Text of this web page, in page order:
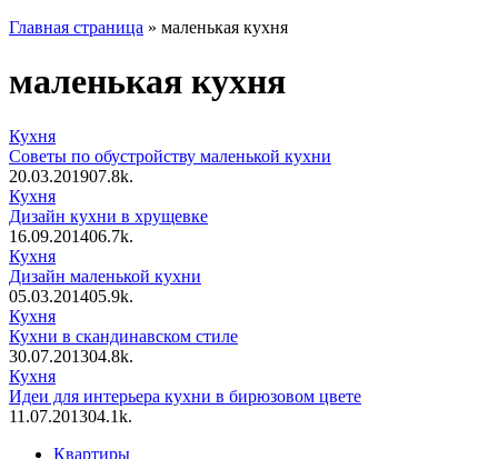
Главная страница » маленькая кухня
маленькая кухня
Кухня
Советы по обустройству маленькой кухни
20.03.201907.8k.
Кухня
Дизайн кухни в хрущевке
16.09.201406.7k.
Кухня
Дизайн маленькой кухни
05.03.201405.9k.
Кухня
Кухни в скандинавском стиле
30.07.201304.8k.
Кухня
Идеи для интерьера кухни в бирюзовом цвете
11.07.201304.1k.
Квартиры